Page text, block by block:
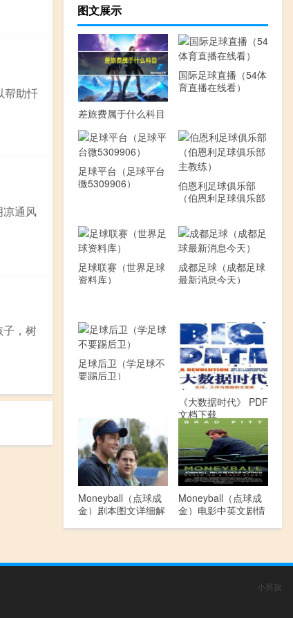
帮助忏
凉通风
子，树
图文展示
差旅费属于什么科目
国际足球直播（54体
育直播在线看）
足球平台（足球平台
微5309906）
伯恩利足球俱乐部
（伯恩利足球俱乐部
足球联赛（世界足球
资料库）
成都足球（成都足球
最新消息今天）
足球后卫（学足球不
要踢后卫）
《大数据时代》 PDF
文档下载
Moneyball（点球成
金）剧本图文详细解
Moneyball（点球成
金）电影中英文剧情
小男孩